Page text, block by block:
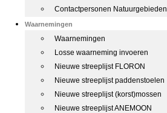
Contactpersonen Natuurgebieden
Waarnemingen
Waarnemingen
Losse waarneming invoeren
Nieuwe streeplijst FLORON
Nieuwe streeplijst paddenstoelen
Nieuwe streeplijst (korst)mossen
Nieuwe streeplijst ANEMOON